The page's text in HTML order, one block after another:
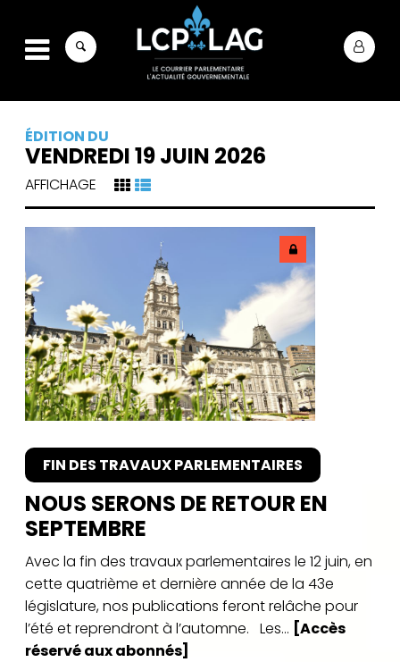
ÉDITION DU
VENDREDI 19 JUIN 2026
AFFICHAGE
FIN DES TRAVAUX PARLEMENTAIRES
NOUS SERONS DE RETOUR EN
SEPTEMBRE
Avec la fin des travaux parlementaires le 12 juin, en
cette quatrième et dernière année de la 43e
législature, nos publications feront relâche pour
l’été et reprendront à l’automne. Les... [Accès
réservé aux abonnés]